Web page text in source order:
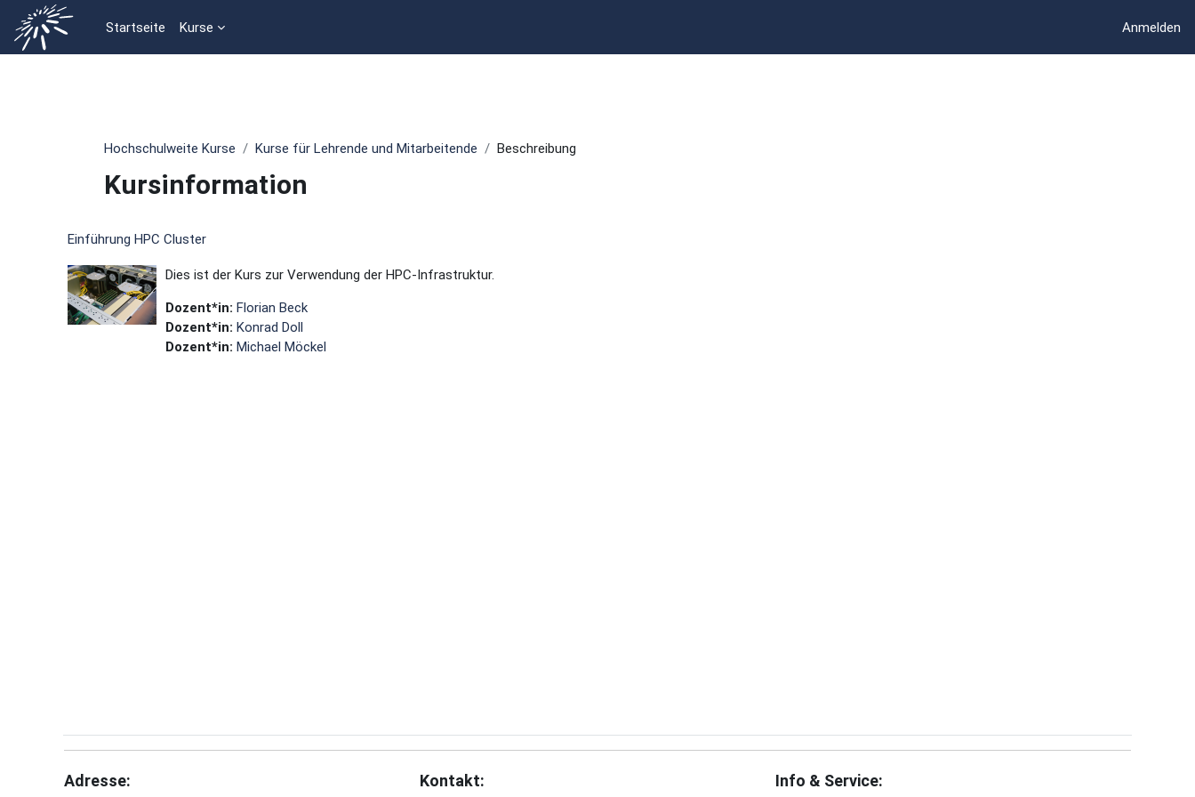
Zum Hauptinhalt
Startseite
Kurse Anmelden
Hochschulweite Kurse Kurse für Lehrende und Mitarbeitende Beschreibung
Kursinformation
Einführung HPC Cluster
Dies ist der Kurs zur Verwendung der HPC-Infrastruktur.
Dozent*in: Florian Beck
Dozent*in: Konrad Doll
Dozent*in: Michael Möckel
Adresse:
Kontakt:
Info & Service: